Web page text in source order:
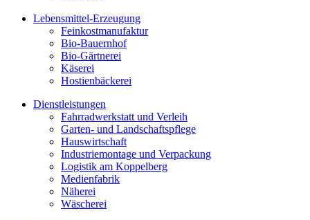
Lebensmittel-Erzeugung
Feinkostmanufaktur
Bio-Bauernhof
Bio-Gärtnerei
Käserei
Hostienbäckerei
Dienstleistungen
Fahrradwerkstatt und Verleih
Garten- und Landschaftspflege
Hauswirtschaft
Industriemontage und Verpackung
Logistik am Koppelberg
Medienfabrik
Näherei
Wäscherei